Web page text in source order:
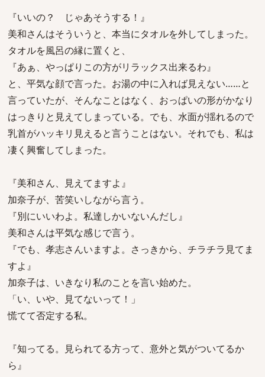
『いいの？ じゃあそうする！』
美和さんはそういうと、本当にタオルを外してしまった。
タオルを風呂の縁に置くと、
『あぁ、やっぱりこの方がリラックス出来るわ』
と、平気な顔で言った。お湯の中に入れば見えない……と
言っていたが、そんなことはなく、おっぱいの形がかなり
はっきりと見えてしまっている。でも、水面が揺れるので
乳首がハッキリ見えると言うことはない。それでも、私は
凄く興奮してしまった。
『美和さん、見えてますよ』
加奈子が、苦笑いしながら言う。
『別にいいわよ。私達しかいないんだし』
美和さんは平気な感じで言う。
『でも、孝志さんいますよ。さっきから、チラチラ見てま
すよ』
加奈子は、いきなり私のことを言い始めた。
「い、いや、見てないって！」
慌てて否定する私。
『知ってる。見られてる方って、意外と気がついてるか
ら』